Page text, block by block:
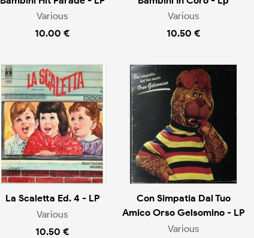
Various
10.00 €
Various
10.50 €
La Scaletta Ed. 4 - LP
Various
10.50 €
Con Simpatia Dal Tuo
Amico Orso Gelsomino - LP
Various